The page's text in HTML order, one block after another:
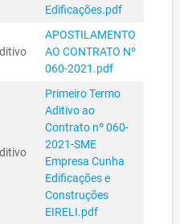
Edificações.pdf
APOSTILAMENTO
AO CONTRATO Nº
060-2021.pdf
Primeiro Termo
Aditivo ao
Contrato nº 060-
2021-SME
Empresa Cunha
Edificações e
Construções
EIRELI.pdf